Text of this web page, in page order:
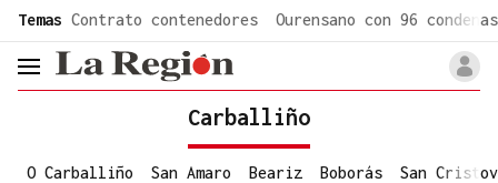
Temas Contrato contenedores Ourensano con 96 condenas
header.menu.open
Carballiño
O Carballiño San Amaro Beariz Boborás San